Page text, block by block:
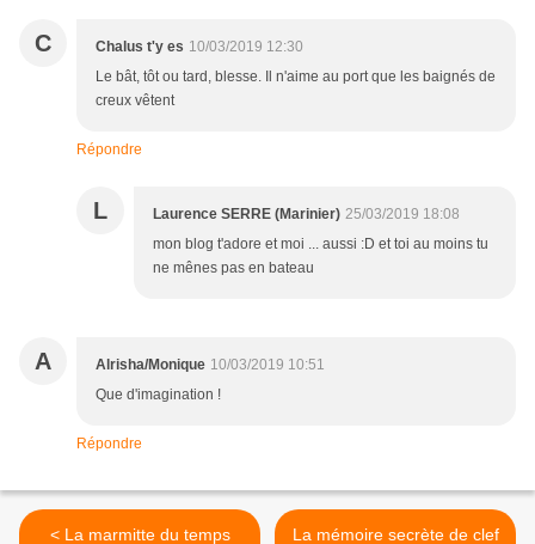
C Chalus t'y es 10/03/2019 12:30
Le bât, tôt ou tard, blesse. Il n'aime au port que les baignés de
creux vêtent
Répondre
L Laurence SERRE (Marinier) 25/03/2019 18:08
mon blog t'adore et moi ... aussi :D et toi au moins tu
ne mênes pas en bateau
A Alrisha/Monique 10/03/2019 10:51
Que d'imagination !
Répondre
< La marmitte du temps
La mémoire secrète de clef